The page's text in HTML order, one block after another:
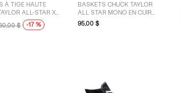
À TIGE HAUTE
ALL-STAR X
& FRIENDS
ENFANTS
$ -17 %
BASKETS CHUCK TAYLOR
ALL STAR MONO EN CUIR
BLANCHES
95,00 $